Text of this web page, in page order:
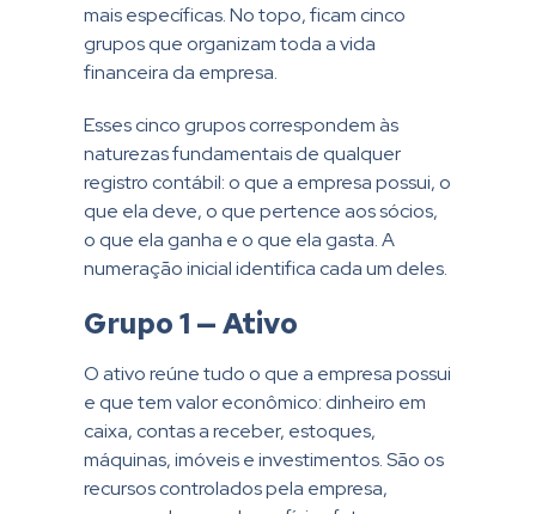
mais específicas. No topo, ficam cinco
grupos que organizam toda a vida
financeira da empresa.
Esses cinco grupos correspondem às
naturezas fundamentais de qualquer
registro contábil: o que a empresa possui, o
que ela deve, o que pertence aos sócios,
o que ela ganha e o que ela gasta. A
numeração inicial identifica cada um deles.
Grupo 1 — Ativo
O ativo reúne tudo o que a empresa possui
e que tem valor econômico: dinheiro em
caixa, contas a receber, estoques,
máquinas, imóveis e investimentos. São os
recursos controlados pela empresa,